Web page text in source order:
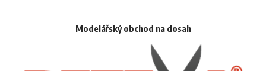
Modelářský obchod na dosah